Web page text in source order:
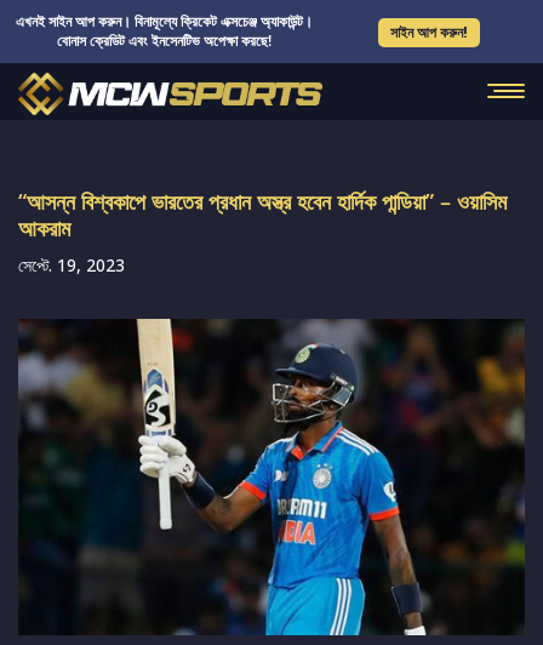
এখনই সাইন আপ করুন। বিনামূল্যে ক্রিকেট এক্সচেঞ্জ অ্যাকাউন্ট।
বোনাস ক্রেডিট এবং ইনসেনটিভ অপেক্ষা করছে!
সাইন আপ করুন!
“আসন্ন বিশ্বকাপে ভারতের প্রধান অস্ত্র হবেন হার্দিক পান্ডিয়া” – ওয়াসিম
আকরাম
সেপ্টে. 19, 2023